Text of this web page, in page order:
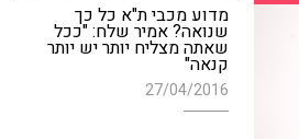
מדוע מכבי ת"א כל כך
שנואה? אמיר שלח: "ככל
שאתה מצליח יותר יש יותר
קנאה"
27/04/2016